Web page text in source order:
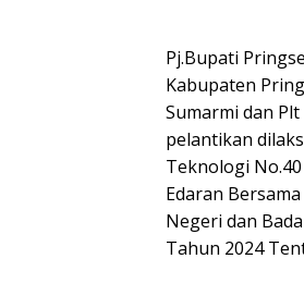
Pj.Bupati
Kabupaten
Sumarmi dan
pelantikan
Teknologi
Edaran
Negeri dan
Tahun 2024